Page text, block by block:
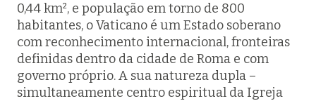
0,44 km², e população em torno de 800
habitantes, o Vaticano é um Estado soberano
com reconhecimento internacional, fronteiras
definidas dentro da cidade de Roma e com
governo próprio. A sua natureza dupla –
simultaneamente centro espiritual da Igreja